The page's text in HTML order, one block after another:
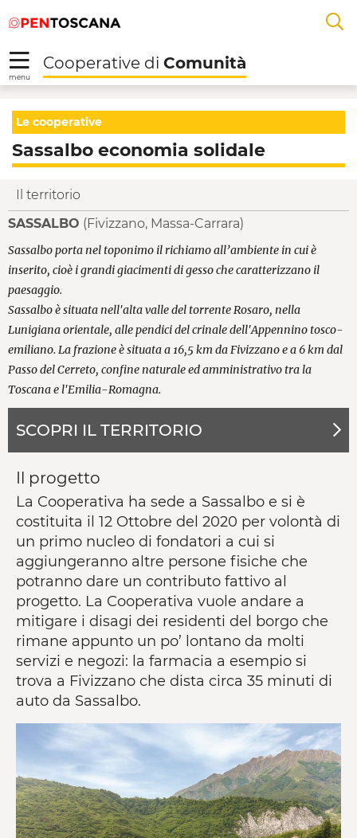
Skip to Main Content
alal
menu
Cooperative di Comunità
Sassalbo economia
Le cooperative
Sassalbo economia solidale
Il territorio
SASSALBO (Fivizzano, Massa-Carrara)
Sassalbo porta nel toponimo il richiamo all’ambiente in cui è
inserito, cioè i grandi giacimenti di gesso che caratterizzano il
paesaggio.
Sassalbo è situata nell'alta valle del torrente Rosaro, nella
Lunigiana orientale, alle pendici del crinale dell'Appennino tosco-
emiliano. La frazione è situata a 16,5 km da Fivizzano e a 6 km dal
Passo del Cerreto, confine naturale ed amministrativo tra la
Toscana e l'Emilia-Romagna.
SCOPRI IL TERRITORIO
Il progetto
La Cooperativa ha sede a Sassalbo e si è
costituita il 12 Ottobre del 2020 per volontà di
un primo nucleo di fondatori a cui si
aggiungeranno altre persone fisiche che
potranno dare un contributo fattivo al
progetto. La Cooperativa vuole andare a
mitigare i disagi dei residenti del borgo che
rimane appunto un po’ lontano da molti
servizi e negozi: la farmacia a esempio si
trova a Fivizzano che dista circa 35 minuti di
auto da Sassalbo.